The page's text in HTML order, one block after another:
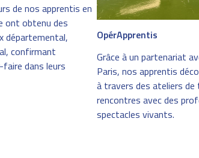
de nos apprentis en
ont obtenu des
départemental,
confirmant
faire dans leurs
OpérApprentis
Grâce à un partenariat
Paris, nos apprentis
à travers des ateliers de
rencontres avec des
spectacles vivants.